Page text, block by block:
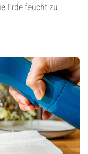
Erde feucht zu